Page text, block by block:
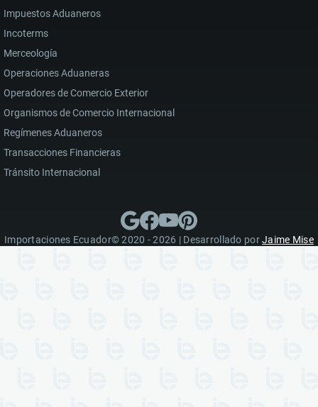
Impuestos Aduaneros
Incoterms
Merceología
Operaciones Aduaneras
Operadores de Comercio Exterior
Organismos de Comercio Internacional
Regímenes Aduaneros
Transacciones Financieras
Tránsito Internacional
Importaciones Ecuador© 2020 - 2026 | Desarrollado porJaime Mise